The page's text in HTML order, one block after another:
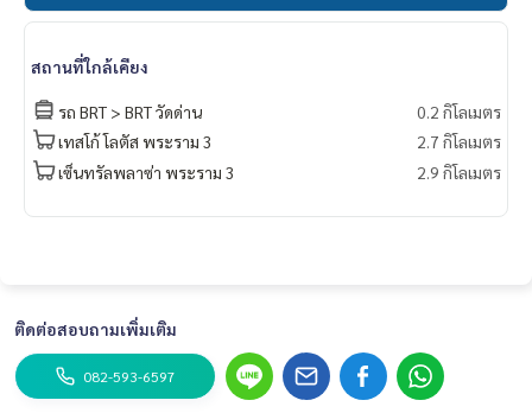
สถานที่ใกล้เคียง
รถ BRT > BRT วัดด่าน
0.2 กิโลเมตร
เทสโก้ โลตัส พระราม 3
2.7 กิโลเมตร
เซ็นทรัลพลาซ่า พระราม 3
2.9 กิโลเมตร
ติดต่อสอบถามเพิ่มเติม
082-593-6597